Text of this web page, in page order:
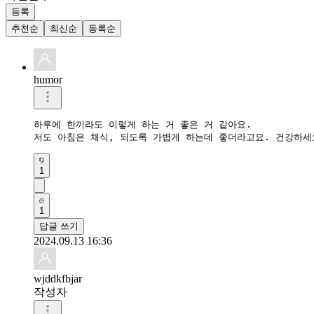
등록
추천순
최신순 등록순
humor
하루에 한끼라도 이렇게 하는 거 좋은 거 같아요.
저도 아침은 채식, 되도록 가볍게 하는데 좋더라고요. 건강하
1
1
답글 쓰기
2024.09.13 16:36
wjddkfbjar
작성자